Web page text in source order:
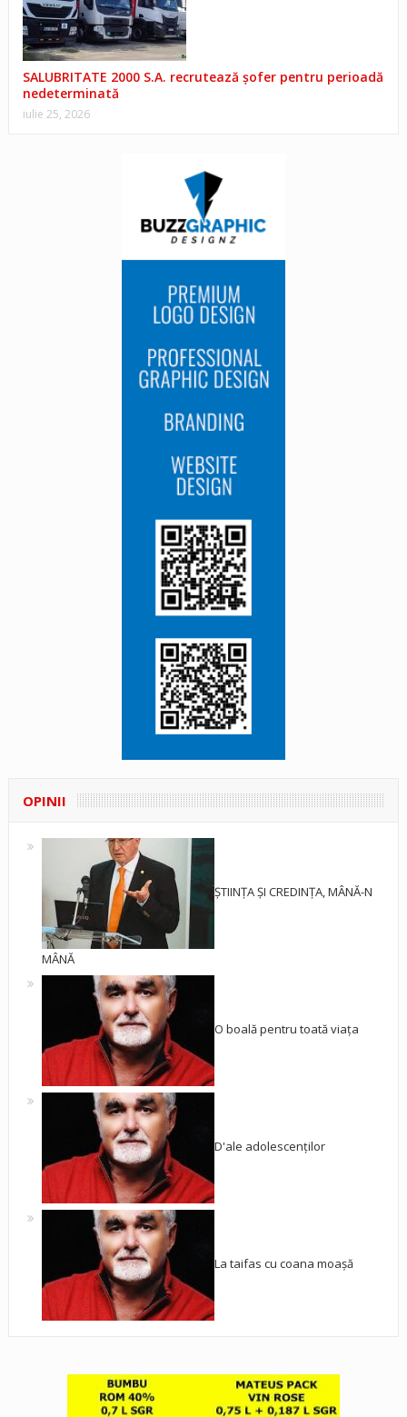
SALUBRITATE 2000 S.A. recrutează șofer pentru perioadă
nedeterminată
iulie 25, 2026
OPINII
ȘTIINȚA ȘI CREDINȚA, MÂNĂ-N
MÂNĂ
O boală pentru toată viața
D'ale adolescenților
La taifas cu coana moașă